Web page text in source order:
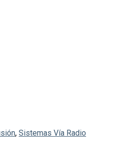
, Sistemas Vía Radio